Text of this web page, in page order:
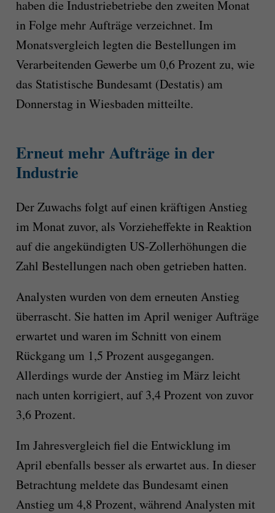
haben die Industriebetriebe den zweiten Monat
in Folge mehr Aufträge verzeichnet. Im
Monatsvergleich legten die Bestellungen im
Verarbeitenden Gewerbe um 0,6 Prozent zu, wie
das Statistische Bundesamt (Destatis) am
Donnerstag in Wiesbaden mitteilte.
Erneut mehr Aufträge in der
Industrie
Der Zuwachs folgt auf einen kräftigen Anstieg
im Monat zuvor, als Vorzieheffekte in Reaktion
auf die angekündigten US-Zollerhöhungen die
Zahl Bestellungen nach oben getrieben hatten.
Analysten wurden von dem erneuten Anstieg
überrascht. Sie hatten im April weniger Aufträge
erwartet und waren im Schnitt von einem
Rückgang um 1,5 Prozent ausgegangen.
Allerdings wurde der Anstieg im März leicht
nach unten korrigiert, auf 3,4 Prozent von zuvor
3,6 Prozent.
Im Jahresvergleich fiel die Entwicklung im
April ebenfalls besser als erwartet aus. In dieser
Betrachtung meldete das Bundesamt einen
Anstieg um 4,8 Prozent, während Analysten mit